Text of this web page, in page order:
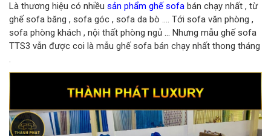
Là thương hiệu có nhiều sản phẩm ghế sofa bán chạy nhất , từ
ghế sofa băng , sofa góc , sofa da bò …. Tới sofa văn phòng ,
sofa phòng khách , nội thất phòng ngủ … Nhưng mẫu ghế sofa
TTS3 vẫn được coi là mẫu ghế sofa bán chạy nhất thong tháng
.